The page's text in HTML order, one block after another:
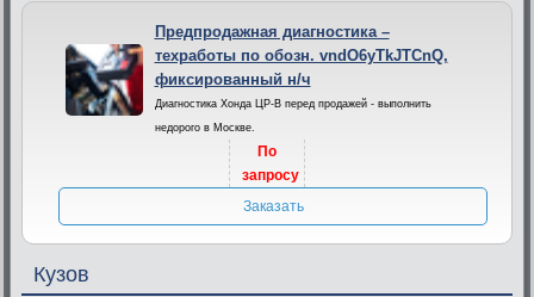
Предпродажная диагностика –
техработы по обозн. vndO6yTkJTCnQ,
фиксированный н/ч
Диагностика Хонда ЦР-В перед продажей - выполнить
недорого в Москве.
По
запросу
Заказать
Кузов